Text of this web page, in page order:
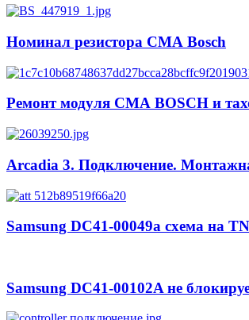
Номинал резистора СМА Bosch
Ремонт модуля СМА BOSCH и
Arcadia 3. Подключение.
Samsung DC41-00049a схема на
Samsung DC41-00102A не